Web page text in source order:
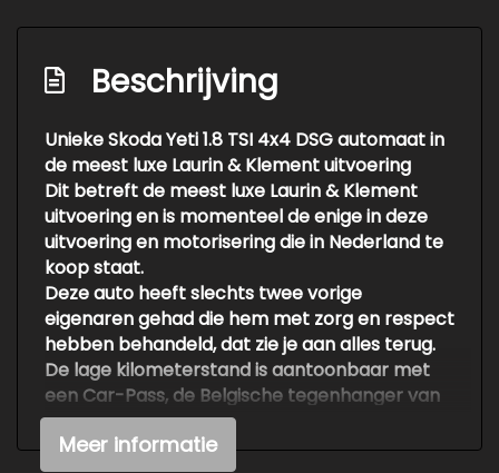
Beschrijving
Unieke Skoda Yeti 1.8 TSI 4x4 DSG automaat in
de meest luxe Laurin & Klement uitvoering
Dit betreft de meest luxe Laurin & Klement
uitvoering en is momenteel de enige in deze
uitvoering en motorisering die in Nederland te
koop staat.
Deze auto heeft slechts twee vorige
eigenaren gehad die hem met zorg en respect
hebben behandeld, dat zie je aan alles terug.
De lage kilometerstand is aantoonbaar met
een Car-Pass, de Belgische tegenhanger van
de NAP.
Uitgevoerd met onder andere:
Meer informatie